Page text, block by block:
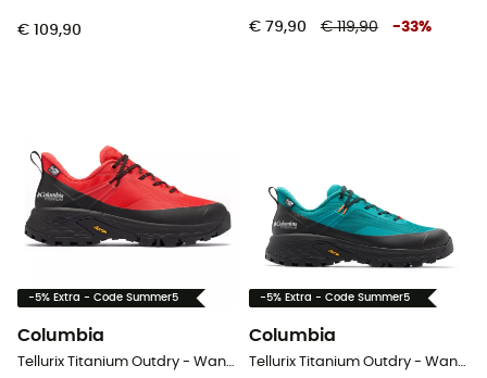
€ 109,90 € 79,90 € 119,90 -33%
-5% Extra - Code Summer5
Columbia
Tellurix Titanium Outdry - Wandelschoenen - Dames
-5% Extra - Code Summer5
Columbia
Tellurix Titanium Outdry - Wandelschoenen - Heren